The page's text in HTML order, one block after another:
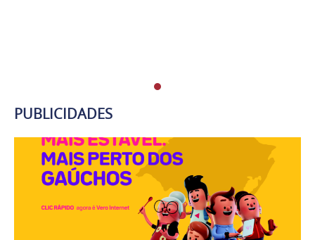
PUBLICIDADES